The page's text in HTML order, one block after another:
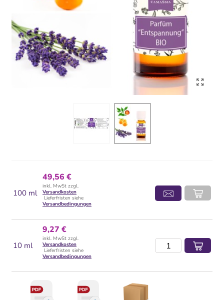
100 ml
49,56 €
inkl. MwSt zzgl.
Versandkosten
Lieferfristen siehe
Versandbedingungen
10 ml
9,27 €
inkl. MwSt zzgl.
Versandkosten
Lieferfristen siehe
Versandbedingungen